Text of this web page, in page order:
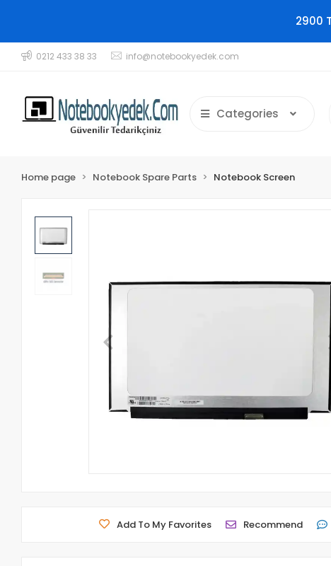
2900
0212 433 38 33 info@notebookyedek.com
Categories
Home page Notebook Spare Parts Notebook Screen
Add To My Favorites Recommend